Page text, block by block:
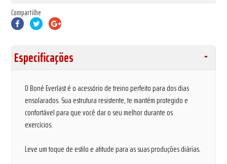
Compartilhe
Especificações
O Boné Everlast é o acessório de treino perfeito para dos dias
ensolarados. Sua estrutura resistente, te mantém protegido e
confortável para que você dar o seu melhor durante os
exercícios.
Leve um toque de estilo e atitude para as suas produções diárias.